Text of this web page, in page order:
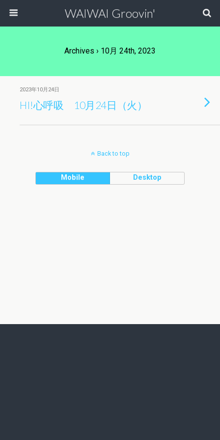
WAIWAI Groovin'
Archives › 10月 24th, 2023
2023年10月24日
HI!心呼吸 10月24日（火）
Back to top
Mobile Desktop